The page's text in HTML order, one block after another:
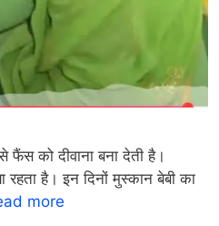
को दीवाना बना देती है।
है। इन दिनों मुस्कान बेबी का
more